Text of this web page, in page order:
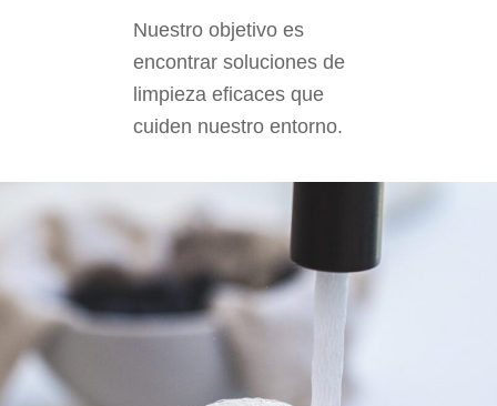
Nuestro objetivo es
encontrar soluciones de
limpieza eficaces que
cuiden nuestro entorno.